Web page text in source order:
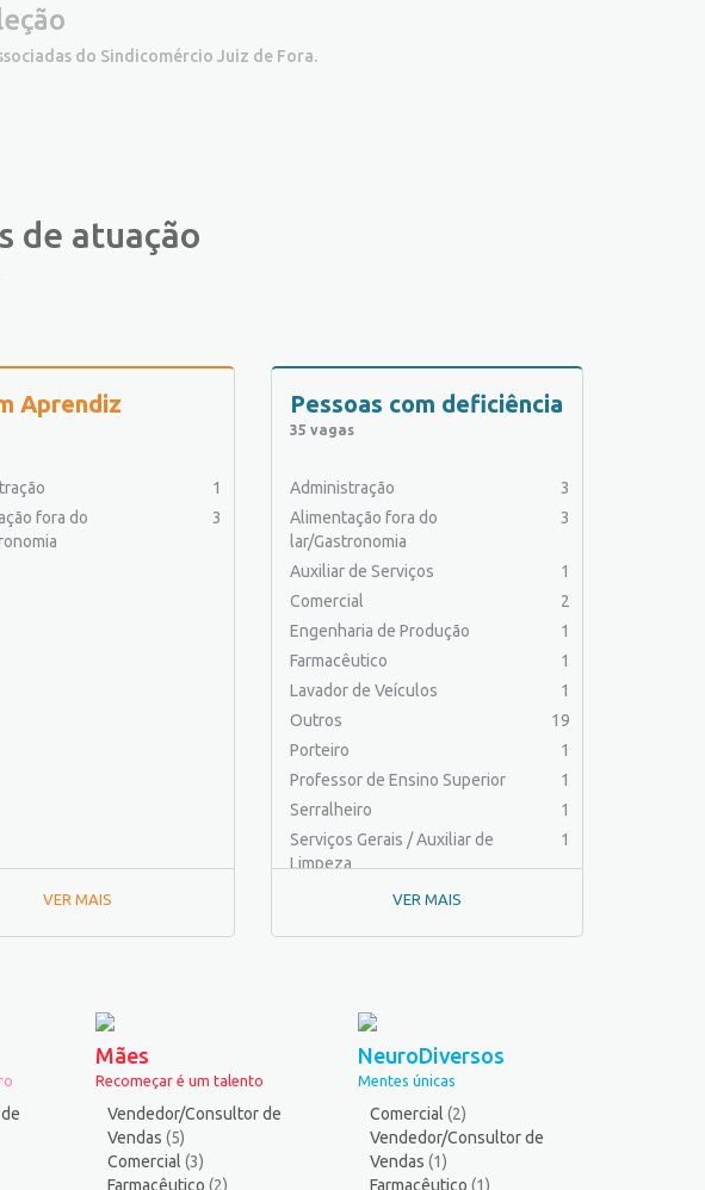
do Sindicomércio Juiz de Fora.
de atuação
Aprendiz
1
fora do
3
VER MAIS
Pessoas com deficiência
35 vagas
Administração
3
Alimentação fora do
lar/Gastronomia
3
Auxiliar de Serviços
1
Comercial
2
Engenharia de Produção
1
Farmacêutico
1
Lavador de Veículos
1
Outros
19
Porteiro
1
Professor de Ensino Superior
1
Serralheiro
1
Serviços Gerais / Auxiliar de
Limpeza
1
VER MAIS
Mães
Recomeçar é um talento
Vendedor/Consultor de
Vendas(5)
Comercial(3)
Farmacêutico(2)
NeuroDiversos
Mentes únicas
Comercial (2)
Vendedor/Consultor de
Vendas (1)
Farmacêutico (1)